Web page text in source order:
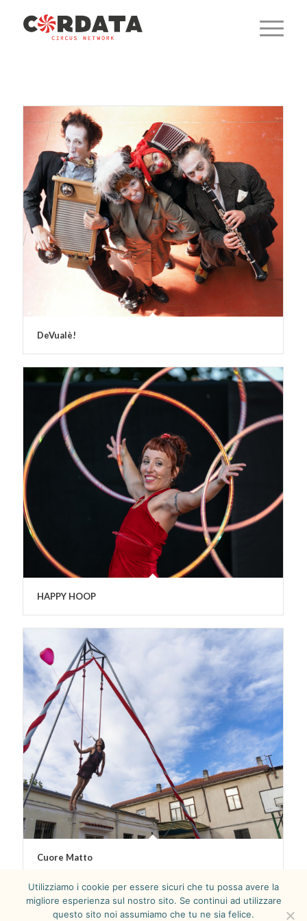
DeVualè!
HAPPY HOOP
Cuore Matto
Utilizziamo i cookie per essere sicuri che tu possa avere la
migliore esperienza sul nostro sito. Se continui ad utilizzare
questo sito noi assumiamo che tu ne sia felice.